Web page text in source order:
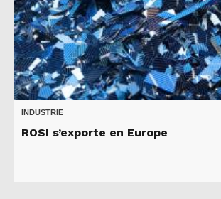
INDUSTRIE
ROSI s’exporte en Europe